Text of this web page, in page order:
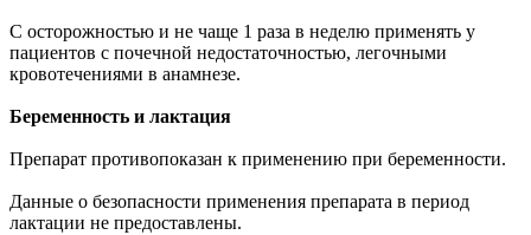
С осторожностью и не чаще 1 раза в неделю применять у
пациентов с почечной недостаточностью, легочными
кровотечениями в анамнезе.
Беременность и лактация
Препарат противопоказан к применению при беременности.
Данные о безопасности применения препарата в период
лактации не предоставлены.